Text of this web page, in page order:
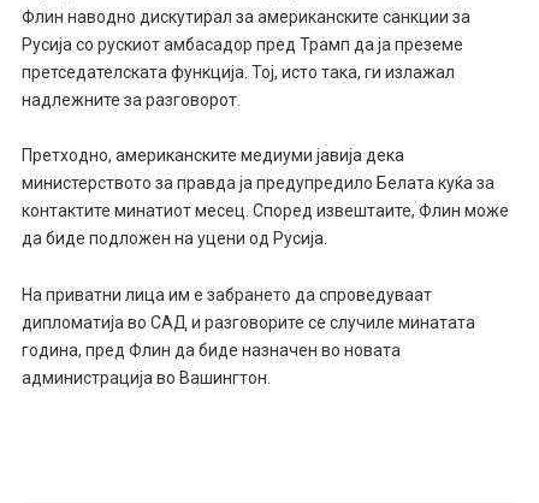
Флин наводно дискутирал за американските санкции за
Русија со рускиот амбасадор пред Трамп да ја преземе
претседателската функција. Тој, исто така, ги излажал
надлежните за разговорот.
Претходно, американските медиуми јавија дека
министерството за правда ја предупредило Белата куќа за
контактите минатиот месец. Според извештаите, Флин може
да биде подложен на уцени од Русија.
На приватни лица им е забрането да спроведуваат
дипломатија во САД и разговорите се случиле минатата
година, пред Флин да биде назначен во новата
администрација во Вашингтон.